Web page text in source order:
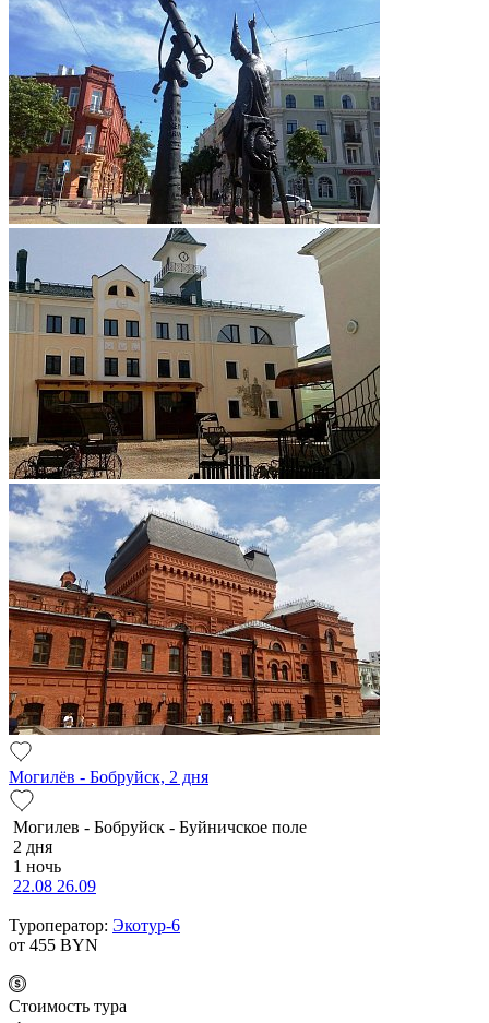
Могилёв - Бобруйск, 2 дня
Мо­ги­лев - Бобруйск - Буй­нич­ское по­ле
2 дня
1 ночь
22.08 26.09
Туроператор: Экотур-6
от 455 BYN
Cтоимость тура